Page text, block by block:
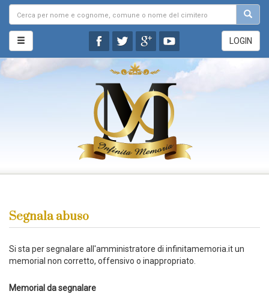
LOGIN
Segnala abuso
Si sta per segnalare all'amministratore di infinitamemoria.it un
memorial non corretto, offensivo o inappropriato.
Memorial da segnalare